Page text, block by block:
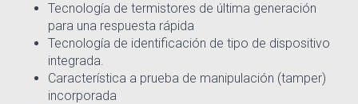
Tecnología de termistores de última generación
para una respuesta rápida
Tecnología de identificación de tipo de dispositivo
integrada.
Característica a prueba de manipulación (tamper)
incorporada